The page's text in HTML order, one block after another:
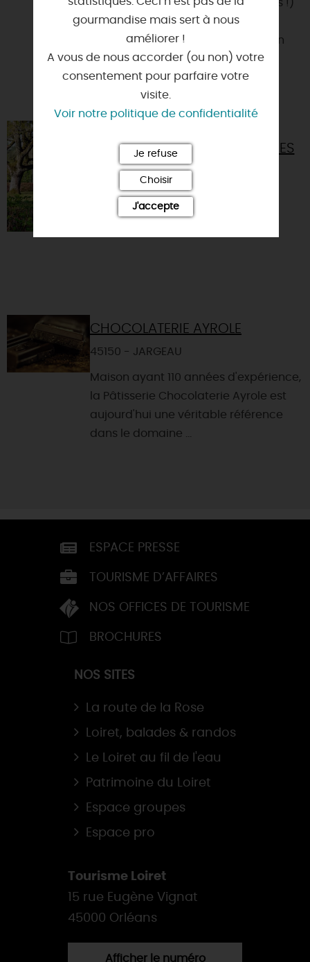
Venez passer une nuit (ou plusieurs !)
dans la première bulle de
l'établissement, la bulle de Jade, un
hébergement aussi charman...
GRANDES BRUYÈRES
45450 - INGRANNES
CHOCOLATERIE AYROLE
45150 - JARGEAU
Maison ayant 110 années d'expérience,
la Pâtisserie Chocolaterie Ayrole est
aujourd'hui une véritable référence
dans le domaine ...
ESPACE PRESSE
TOURISME D’AFFAIRES
NOS OFFICES DE TOURISME
BROCHURES
NOS SITES
La route de la Rose
Loiret, balades & randos
Le Loiret au fil de l'eau
Patrimoine du Loiret
Espace groupes
Espace pro
Tourisme Loiret
15 rue Eugène Vignat
45000 Orléans
Afficher le numéro
gourmandise mais sert à nous
améliorer !
A vous de nous accorder (ou non) votre
consentement pour parfaire votre
visite.
Voir notre politique de confidentialité
Je refuse
Choisir
J'accepte